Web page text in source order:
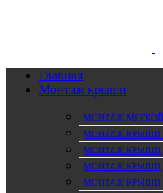
Главная
Монтаж крыши
МОНТАЖ
МОНТАЖ КРЫШИ
МОНТАЖ КРЫШИ
МОНТАЖ КРЫШИ
МОНТАЖ КРЫШИ